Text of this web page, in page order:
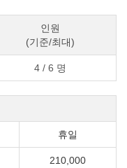
인원
(기준/최대)
4 / 6 명
휴일
210,000